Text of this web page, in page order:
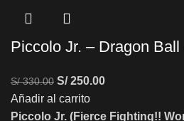
Piccolo Jr. – Dragon
S/330.00 S/250.00
Añadir al carrito
Piccolo Jr. (Fierce Fighting!!